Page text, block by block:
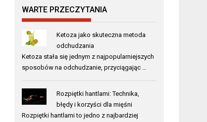
WARTE PRZECZYTANIA
Ketoza jako skuteczna metoda
odchudzania
Ketoza stała się jednym z najpopularniejszych
sposobów na odchudzanie, przyciągając …
Rozpiętki hantlami: Technika,
błędy i korzyści dla mięśni
Rozpiętki hantlami to jedno z najbardziej